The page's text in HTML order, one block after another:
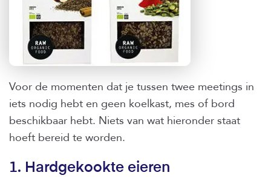
Voor de momenten dat je tussen twee meetings in
iets nodig hebt en geen koelkast, mes of bord
beschikbaar hebt. Niets van wat hieronder staat
hoeft bereid te worden.
1. Hardgekookte eieren